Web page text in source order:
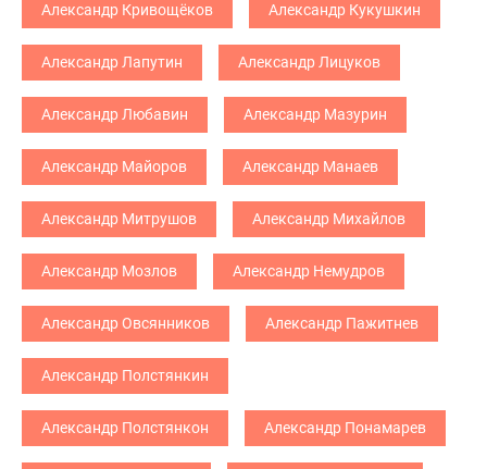
Александр Кривощёков Александр Кукушкин
Александр Лапутин Александр Лицуков
Александр Любавин Александр Мазурин
Александр Майоров Александр Манаев
Александр Митрушов Александр Михайлов
Александр Мозлов Александр Немудров
Александр Овсянников Александр Пажитнев
Александр Полстянкин
Александр Полстянкон Александр Понамарев